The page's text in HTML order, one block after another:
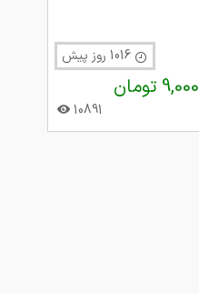
9,000 تومان
10891